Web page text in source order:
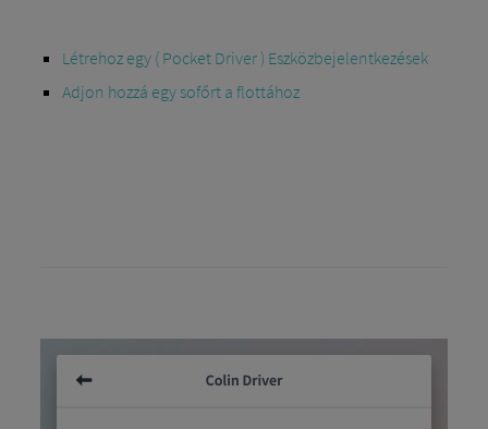
Létrehoz egy ( Pocket Driver ) Eszközbejelentkezések
Adjon hozzá egy sofőrt a flottához